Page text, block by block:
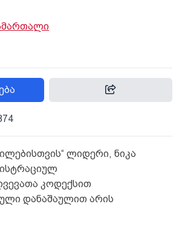
ლიდერი, ნიკა
კოდექსით
დანაშაულით არის